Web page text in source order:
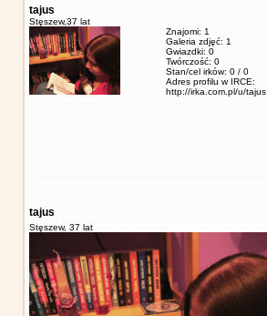
tajus
Stęszew,37 lat
Znajomi: 1
Galeria zdjęć: 1
Gwiazdki: 0
Twórczość: 0
Stan/cel irków: 0 / 0
Adres profilu w IRCE:
http://irka.com.pl/u/tajus
tajus
Stęszew, 37 lat